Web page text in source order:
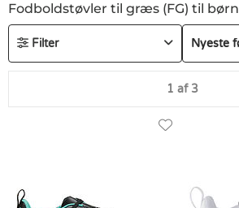
Fodboldstøvler til græs (FG) til børn
Filter
1 af 3